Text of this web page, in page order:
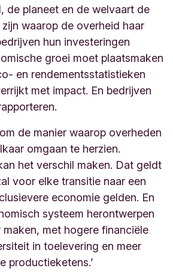
de planeet en de welvaart de
waarop de overheid haar
hun investeringen
groei moet plaatsmaken
en rendementsstatistieken
met impact. En bedrijven
de manier waarop overheden
omgaan te herzien.
het verschil maken. Dat geldt
voor elke transitie naar een
economie gelden. En
systeem herontwerpen
met hogere financiële
in toelevering en meer
productieketens.’